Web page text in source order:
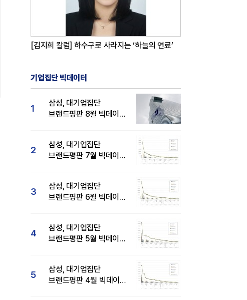
[김지희 칼럼] 하수구로 사라지는 ‘하늘의 연료’
기업집단 빅데이터
1
삼성, 대기업집단
브랜드평판 8월 빅데이터
2
삼성, 대기업집단
브랜드평판 7월 빅데이터
3
삼성, 대기업집단
브랜드평판 6월 빅데이터
4
삼성, 대기업집단
브랜드평판 5월 빅데이터
5
삼성, 대기업집단
브랜드평판 4월 빅데이터